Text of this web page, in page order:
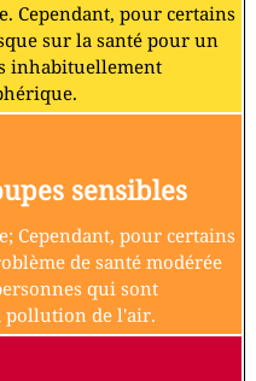
Cependant, pour certains
sur la santé pour un
inhabituellement
sensibles
Cependant, pour certains
de santé modérée
qui sont
pollution de l'air.